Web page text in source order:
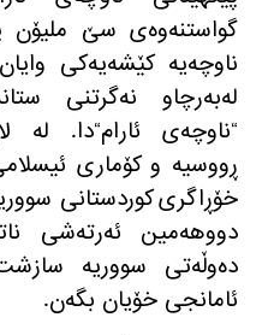
گواستنهوهی سێ ملیۆن
ناوچهیه ‌كێشهیهكی
لهبهرچاو نهگرتنی
“ناوچهی ئارام“دا. له
ڕووسیه و كۆماری
خۆڕاگری كوردستانی
دووههمین ئهرتهشی
دهوڵهتی سووریه
ئامانجی خۆیان بگهن.